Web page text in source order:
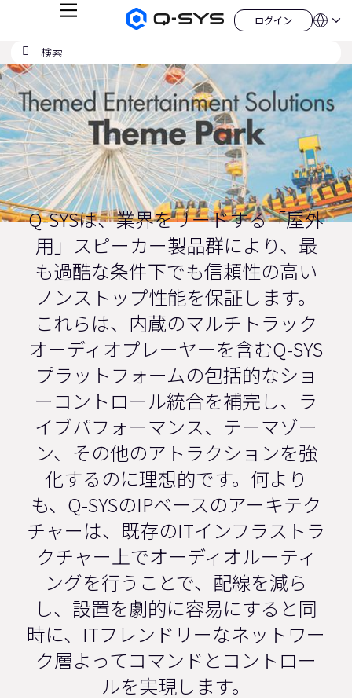
Q-
ー
デ
ィ
オ
製
品
ホ
ー
ム
ペ
ー
ジ
メ
ュ
ー
ログイン
ロ
グ
言
QSYS.com (English)
India (English)
Deutsch
Español
Français
日本語
한국어
China (中文)
索
の
送
信
現
在
の
ス
ラ
イ
ド：Q-SYSは、業界をリードする「屋外
用」スピーカー製品群により、最
も過酷な条件下でも信頼性の高い
ノンストップ性能を保証します。
これらは、内蔵のマルチトラック
オーディオプレーヤーを含むQ-SYS
プラットフォームの包括的なショ
ーコントロール統合を補完し、ラ
イブパフォーマンス、テーマゾー
ン、その他のアトラクションを強
化するのに理想的です。何より
も、Q-SYSのIPベースのアーキテク
チャーは、既存のITインフラストラ
クチャー上でオーディオルーティ
ングを行うことで、配線を減ら
し、設置を劇的に容易にすると同
時に、ITフレンドリーなネットワー
ク層よってコマンドとコントロー
ルを実現します。